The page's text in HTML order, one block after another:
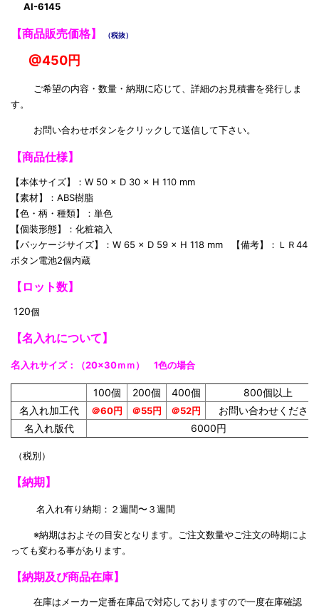
AI-6145
【商品販売価格】 （税抜）
@450円
ご希望の内容・数量・納期に応じて、詳細のお見積書を発行しま
す。
お問い合わせボタンをクリックして送信して下さい。
【商品仕様】
【本体サイズ】：W 50 × D 30 × H 110 mm
【素材】：ABS樹脂
【色・柄・種類】：単色
【個装形態】：化粧箱入
【パッケージサイズ】：W 65 × D 59 × H 118 mm 【備考】：ＬＲ44
ボタン電池2個内蔵
【ロット数】
120個
【名入れについて】
名入れサイズ：（20×30ｍｍ） 1色の場合
100個 200個 400個
800個以上
名入れ加工代
＠60円 ＠55円 ＠52円
お問い合わせください
名入れ版代
6000円
（税別）
【納期】
名入れ有り納期：２週間〜３週間
※納期はおよその目安となります。ご注文数量やご注文の時期によ
っても変わる事があります。
【納期及び商品在庫】
在庫はメーカー定番在庫品で対応しておりますので一度在庫確認